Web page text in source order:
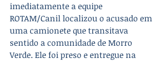
imediatamente a equipe
ROTAM/Canil localizou o acusado em
uma camionete que transitava
sentido a comunidade de Morro
Verde. Ele foi preso e entregue na